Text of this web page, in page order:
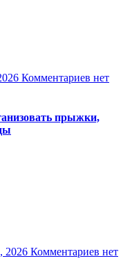
Комментариев нет
прыжки,
2026 Комментариев нет